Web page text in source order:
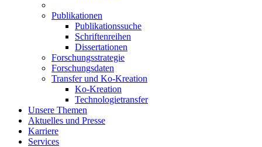
Publikationen
Publikationssuche
Schriftenreihen
Dissertationen
Forschungsstrategie
Forschungsdaten
Transfer und Ko-Kreation
Ko-Kreation
Technologietransfer
Unsere Themen
Aktuelles und Presse
Karriere
Services